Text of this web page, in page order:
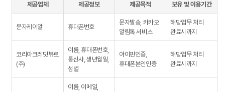
제공업체 제공정보 제공목적 보유 및 이용기간
문자케이알 휴대폰번호
문자발송, 카카오
알림톡 서비스
해당업무 처리
완료시까지
코리아크레딧뷰로
(주)
이름, 휴대폰번호,
통신사, 생년월일,
성별
아이핀인증,
휴대폰본인인증
해당업무 처리
완료시까지
이름, 이메일,